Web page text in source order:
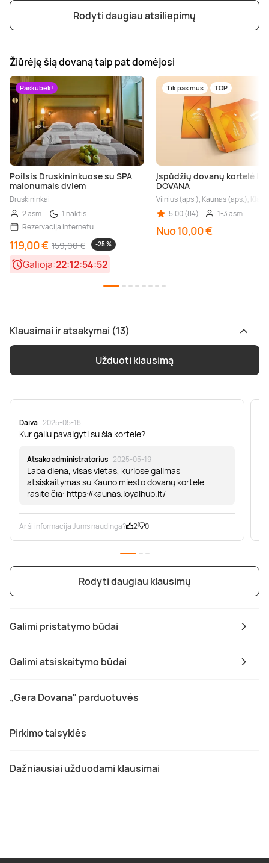
Galimi pristatymo būdai
Galimi atsiskaitymo būdai
„Gera Dovana" parduotuvės
Pirkimo taisyklės
Dažniausiai užduodami klausimai
Rodyti daugiau atsiliepimų
Žiūrėję šią dovaną taip pat domėjosi
Paskubėk!
Poilsis Druskininkuose su SPA
malonumais dviem
Druskininkai
2 asm.
1 naktis
Rezervacija internetu
119,00 € 159,00 € -25 %
Galioja:22:12:54:50
Tik pas mus TOP
Įspūdžių dovanų kortelė |
DOVANA
Vilnius (aps.), Kaunas (aps.),
5,00 (84)
1-3 asm.
Nuo 10,00 €
Klausimai ir atsakymai (13)
Užduoti klausimą
Daiva · 2025-05-18
Kur galiu pavalgyti su šia kortele?
Atsako administratorius · 2025-05-19
Laba diena, visas vietas, kuriose galimas
atsiskaitymas su Kauno miesto dovanų kortele
rasite čia: https://kaunas.loyalhub.lt/
Ar ši informacija Jums naudinga? 2 0
Rodyti daugiau klausimų